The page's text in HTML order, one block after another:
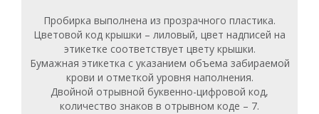
Пробирка выполнена из прозрачного пластика.
Цветовой код крышки – лиловый, цвет надписей на
этикетке соответствует цвету крышки.
Бумажная этикетка с указанием объема забираемой
крови и отметкой уровня наполнения.
Двойной отрывной буквенно-цифровой код,
количество знаков в отрывном коде – 7.